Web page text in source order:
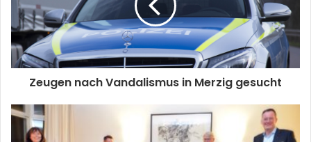
Zeugen nach Vandalismus in Merzig gesucht